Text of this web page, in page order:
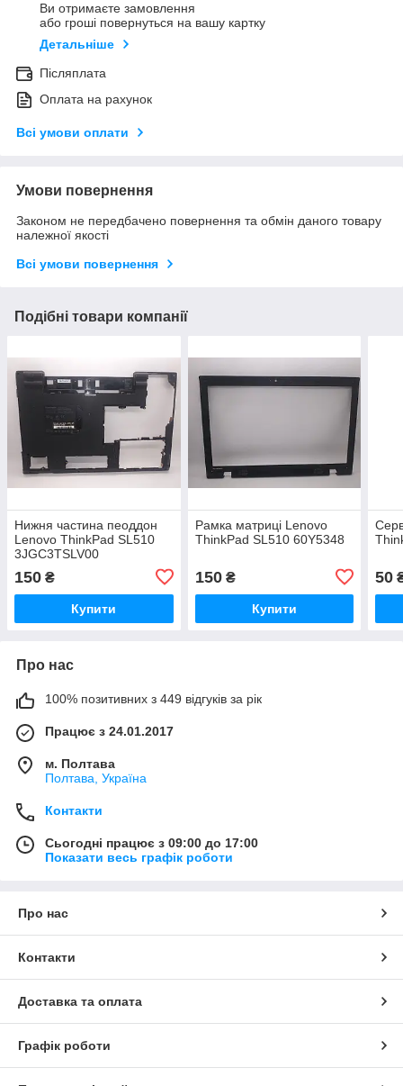
Ви отримаєте замовлення
або гроші повернуться на вашу картку
Детальніше
Післяплата
Оплата на рахунок
Всі умови оплати
Умови повернення
Законом не передбачено повернення та обмін даного товару
належної якості
Всі умови повернення
Подібні товари компанії
Нижня частина пеоддон
Lenovo ThinkPad SL510
3JGC3TSLV00
150 ₴
Купити
Рамка матриці Lenovo
ThinkPad SL510 60Y5348
150₴
Купити
50
Про нас
100% позитивних з 449 відгуків за рік
Працює з 24.01.2017
м. Полтава
Полтава, Україна
Контакти
Сьогодні працює з 09:00 до 17:00
Показати весь графік роботи
Про нас
Контакти
Доставка та оплата
Графік роботи